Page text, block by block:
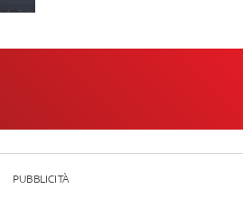
PUBBLICITÀ